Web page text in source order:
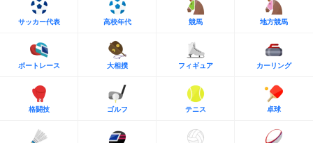
サッカー代表 高校年代 競馬 地方競馬
ボートレース 大相撲 フィギュア カーリング
格闘技 ゴルフ テニス 卓球